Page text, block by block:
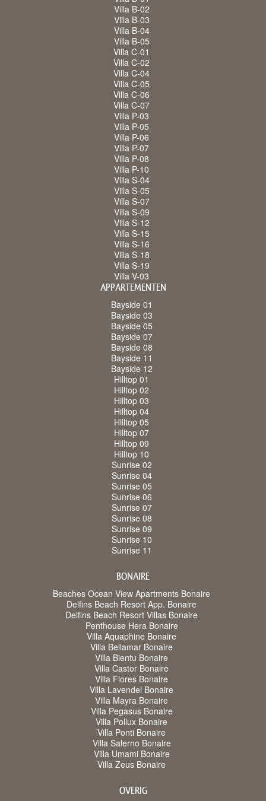
Villa B-02
Villa B-03
Villa B-04
Villa B-05
Villa C-01
Villa C-02
Villa C-04
Villa C-05
Villa C-06
Villa C-07
Villa P-03
Villa P-05
Villa P-06
Villa P-07
Villa P-08
Villa P-10
Villa S-04
Villa S-05
Villa S-07
Villa S-09
Villa S-12
Villa S-15
Villa S-16
Villa S-18
Villa S-19
Villa V-03
APPARTEMENTEN
Bayside 01
Bayside 03
Bayside 05
Bayside 07
Bayside 08
Bayside 11
Bayside 12
Hilltop 01
Hilltop 02
Hilltop 03
Hilltop 04
Hilltop 05
Hilltop 07
Hilltop 09
Hilltop 10
Sunrise 02
Sunrise 04
Sunrise 05
Sunrise 06
Sunrise 07
Sunrise 08
Sunrise 09
Sunrise 10
Sunrise 11
BONAIRE
Beaches Ocean View Apartments Bonaire
Delfins Beach Resort App. Bonaire
Delfins Beach Resort Villas Bonaire
Penthouse Hera Bonaire
Villa Aquaphine Bonaire
Villa Bellamar Bonaire
Villa Bientu Bonaire
Villa Castor Bonaire
Villa Flores Bonaire
Villa Lavendel Bonaire
Villa Mayra Bonaire
Villa Pegasus Bonaire
Villa Pollux Bonaire
Villa Ponti Bonaire
Villa Salerno Bonaire
Villa Umami Bonaire
Villa Zeus Bonaire
OVERIG